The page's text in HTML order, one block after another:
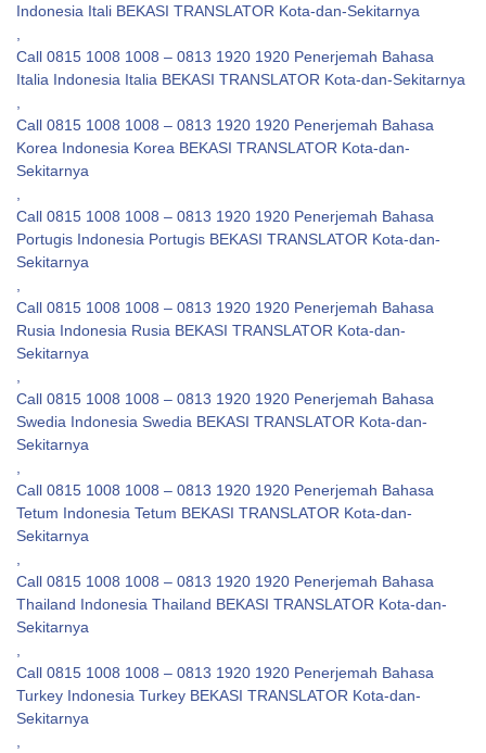
Indonesia Itali BEKASI TRANSLATOR Kota-dan-Sekitarnya
Call 0815 1008 1008 – 0813 1920 1920 Penerjemah Bahasa
Italia Indonesia Italia BEKASI TRANSLATOR Kota-dan-Sekitarnya
Call 0815 1008 1008 – 0813 1920 1920 Penerjemah Bahasa
Korea Indonesia Korea BEKASI TRANSLATOR Kota-dan-
Sekitarnya
Call 0815 1008 1008 – 0813 1920 1920 Penerjemah Bahasa
Portugis Indonesia Portugis BEKASI TRANSLATOR Kota-dan-
Sekitarnya
Call 0815 1008 1008 – 0813 1920 1920 Penerjemah Bahasa
Rusia Indonesia Rusia BEKASI TRANSLATOR Kota-dan-
Sekitarnya
Call 0815 1008 1008 – 0813 1920 1920 Penerjemah Bahasa
Swedia Indonesia Swedia BEKASI TRANSLATOR Kota-dan-
Sekitarnya
Call 0815 1008 1008 – 0813 1920 1920 Penerjemah Bahasa
Tetum Indonesia Tetum BEKASI TRANSLATOR Kota-dan-
Sekitarnya
Call 0815 1008 1008 – 0813 1920 1920 Penerjemah Bahasa
Thailand Indonesia Thailand BEKASI TRANSLATOR Kota-dan-
Sekitarnya
Call 0815 1008 1008 – 0813 1920 1920 Penerjemah Bahasa
Turkey Indonesia Turkey BEKASI TRANSLATOR Kota-dan-
Sekitarnya